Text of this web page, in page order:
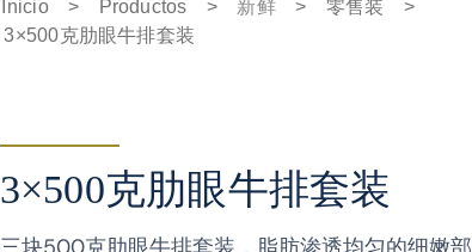
Inicio > Productos > 新鲜 > 零售装
>
3×500克肋眼牛排套装
3×500克肋眼牛排套装